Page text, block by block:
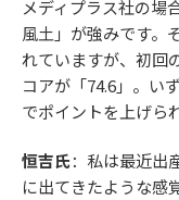
メディプラス社の場
風土」が強みです。
れていますが、初回
コアが「74.6」。い
でポイントを上げら
恒吉氏：私は最近出
に出てきたような感